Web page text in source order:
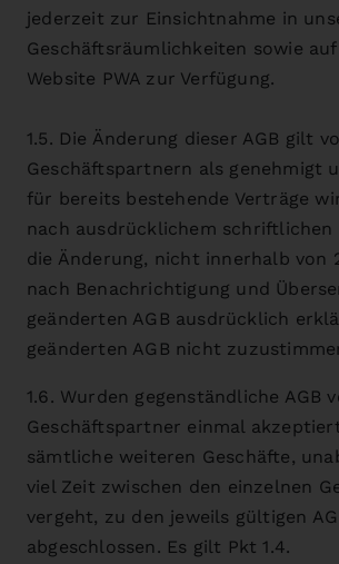
jederzeit zur Einsichtnahme in
Geschäftsräumlichkeiten sowie
Website PWA zur Verfügung.
1.5. Die Änderung dieser AGB gilt
Geschäftspartnern als genehmigt
für bereits bestehende Verträge
nach ausdrücklichem schriftlichen
die Änderung, nicht innerhalb von
nach Benachrichtigung und
geänderten AGB ausdrücklich
geänderten AGB nicht
1.6. Wurden gegenständliche AGB
Geschäftspartner einmal
sämtliche weiteren Geschäfte,
viel Zeit zwischen den einzelnen
vergeht, zu den jeweils gültigen
abgeschlossen. Es gilt Pkt 1.4.